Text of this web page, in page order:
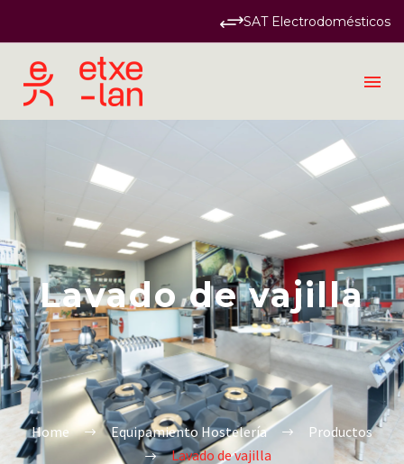
SAT Electrodomésticos
Lavado de vajilla
Home Equipamiento Hostelería
Productos
Lavado de vajilla